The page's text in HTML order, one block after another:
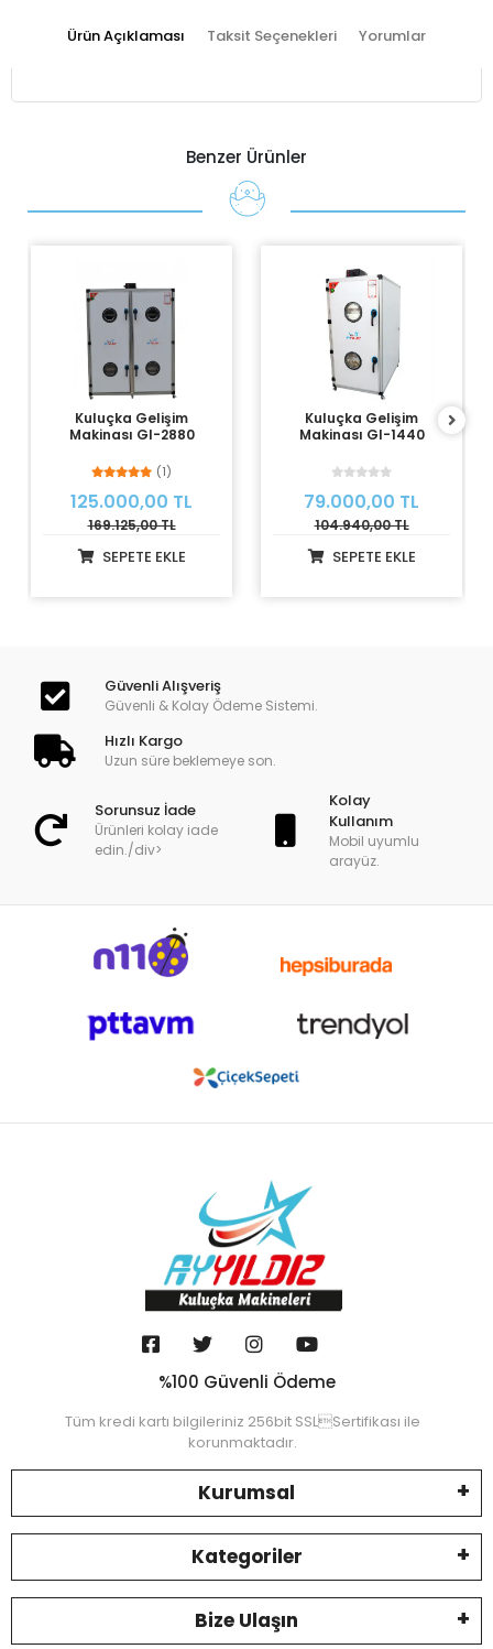
Ürün Açıklaması Taksit Seçenekleri Yorumlar
Benzer Ürünler
Kuluçka Gelişim
Makinası Gl-2880
(1)
125.000,00 TL
169.125,00 TL
SEPETE EKLE
Kuluçka Gelişim
Makinası Gl-1440
79.000,00 TL
104.940,00 TL
SEPETE EKLE
Güvenli Alışveriş
Güvenli & Kolay Ödeme Sistemi.
Hızlı Kargo
Uzun süre beklemeye son.
Sorunsuz İade
Ürünleri kolay iade
edin./div>
Kolay
Kullanım
Mobil uyumlu
arayüz.
%100 Güvenli Ödeme
Tüm kredi kartı bilgileriniz 256bit SSLSertifikası ile
korunmaktadır.
Kurumsal
Kategoriler
Bize Ulaşın